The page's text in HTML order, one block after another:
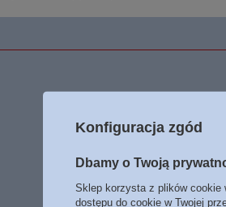
Konfiguracja zgód
Dbamy o Twoją
Sklep korzysta z plików cookie
dostępu do cookie w Twojej